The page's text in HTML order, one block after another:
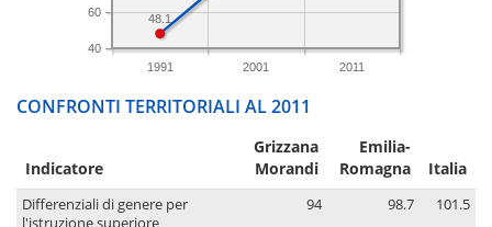
1991 2001 2011
40
60
48.1
CONFRONTI TERRITORIALI AL 2011
Indicatore
Grizzana
Morandi
Emilia-
Romagna
Italia
Differenziali di genere per
94 98.7 101.5